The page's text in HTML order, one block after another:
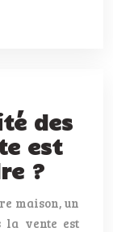
des
est
?
maison, un
la vente est